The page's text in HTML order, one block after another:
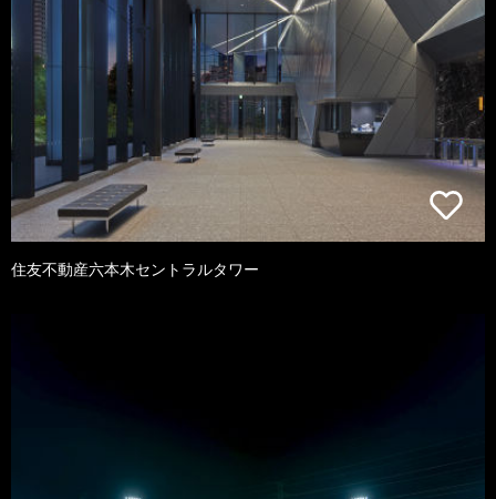
住友不動産六本木セントラルタワー